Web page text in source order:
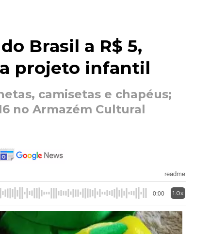
Brasil a R$ 5,
projeto infantil
camisetas e chapéus;
no Armazém Cultural
readme
0:00 1.0x